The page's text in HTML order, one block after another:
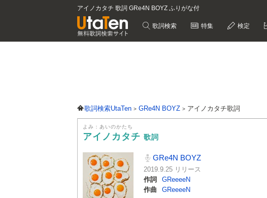
アイノカタチ 歌詞 GRe4N BOYZ ふりがな付
歌詞検索 特集 検定
歌詞検索UtaTen GRe4N BOYZ アイノカタチ歌詞
よみ：あいのかたち
アイノカタチ 歌詞
GRe4N BOYZ
2019.9.25 リリース
作詞
GReeeeN
作曲
GReeeeN